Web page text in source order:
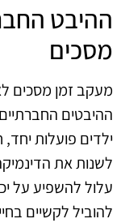
ההיבט
מסכים
מעקב זמן מסכים
ההיבטים
ילדים פועלות
לשנות את
עלול להשפיע על
להוביל לקשיים